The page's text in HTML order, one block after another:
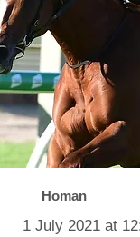
Homan
1 July 2021 at